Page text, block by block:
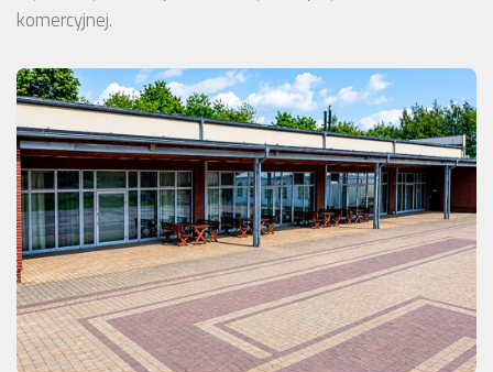
komercyjnej.